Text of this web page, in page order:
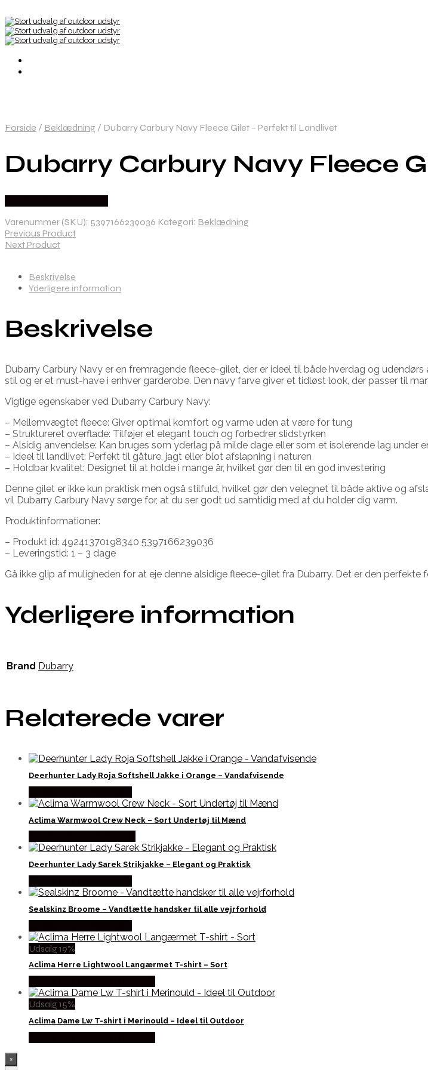
Forside / Beklædning / Dubarry Carbury Navy Fleece Gilet – Perfekt til Landlivet
Dubarry Carbury Navy Fleece
Varenummer (SKU): 5397166239036 Kategori: Beklædning
Previous Product
Next Product
Beskrivelse
Yderligere information
Beskrivelse
Dubarry Carbury Navy er en fremragende fleece-gilet, der er ideel til både hverdag og
stil og er et must-have i enhver garderobe. Den navy farve giver et tidløst look, der passer til
Vigtige egenskaber ved Dubarry Carbury Navy:
– Mellemvægtet fleece: Giver optimal komfort og varme uden at være for tung
– Struktureret overflade: Tilføjer et elegant touch og forbedrer slidstyrken
– Alsidig anvendelse: Kan bruges som yderlag på milde dage eller som et isolerende lag under
– Ideel til landlivet: Perfekt til gåture, jagt eller blot afslapning i naturen
– Holdbar kvalitet: Designet til at holde i mange år, hvilket gør den til en god investering
Denne gilet er ikke kun praktisk men også stilfuld, hvilket gør den velegnet til både aktive og
vil Dubarry Carbury Navy sørge for, at du ser godt ud samtidig med at du holder dig varm.
Produktinformationer:
– Produkt id: 49241370198340 5397166239036
– Leveringstid: 1 – 3 dage
Gå ikke glip af muligheden for at eje denne alsidige fleece-gilet fra Dubarry. Det er den
Yderligere information
Brand Dubarry
Relaterede varer
Deerhunter Lady Roja Softshell Jakke i Orange – Vandafvisende
Aclima Warmwool Crew Neck – Sort Undertøj til Mænd
Deerhunter Lady Sarek Strikjakke – Elegant og Praktisk
Sealskinz Broome – Vandtætte handsker til alle vejrforhold
Udsalg 19%
Aclima Herre Lightwool Langærmet T-shirt – Sort
Udsalg 15%
Aclima Dame Lw T-shirt i Merinould – Ideel til Outdoor
×